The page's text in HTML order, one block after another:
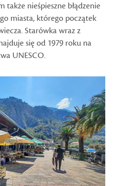
także nieśpieszne błądzenie
miasta, którego początek
Starówka wraz z
się od 1979 roku na
UNESCO.